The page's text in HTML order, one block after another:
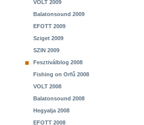
VOLT 2009
Balatonsound 2009
EFOTT 2009
Sziget 2009
SZIN 2009
Fesztiválblog 2008
Fishing on Orfű 2008
VOLT 2008
Balatonsound 2008
Hegyalja 2008
EFOTT 2008